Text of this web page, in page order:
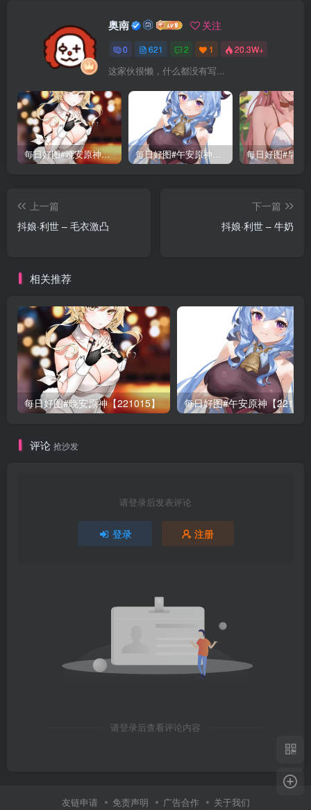
奥南 关注
0 621 2 1 20.3W+
这家伙很懒，什么都没有写...
每日好图#晚安原神【221015】 每日好图#午安原神【221014】
上一篇
抖娘·利世 – 毛衣激凸
下一篇
抖娘·利世 – 牛奶
相关推荐
每日好图#晚安原神【221015】 每日好图#午安原神【
评论 抢沙发
请登录后发表评论
登录 注册
请登录后查看评论内容
友链申请 免责声明 广告合作 关于我们